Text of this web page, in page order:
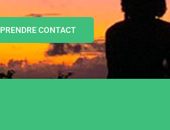
PRENDRE CONTACT